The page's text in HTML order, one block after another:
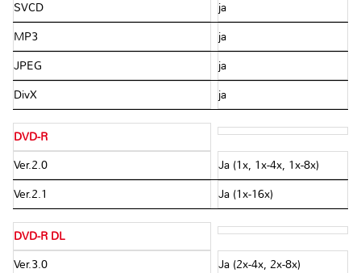
SVCD ja
MP3 ja
JPEG ja
DivX ja
DVD-R
Ver.2.0 Ja (1x, 1x-4x, 1x-8x)
Ver.2.1 Ja (1x-16x)
DVD-R DL
Ver.3.0 Ja (2x-4x, 2x-8x)